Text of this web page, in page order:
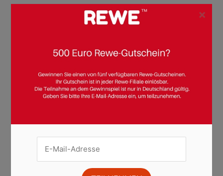
Seite :12345678910111213141516171819
22232425262728
Andere Inhalte gefunden auf der
Seite
×